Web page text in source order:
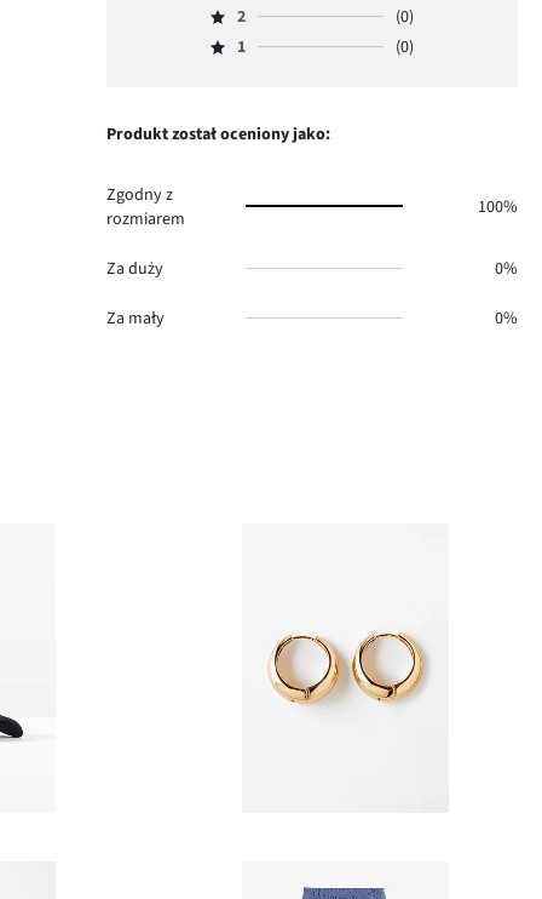
głosów
ilość
głosów
3,
ilość
Ocena
2,
0.
2
(0)
Ocena
głosów
1 (0)
Produkt został oceniony jako:
Zgodny z
rozmiarem
100%
Za duży 0%
Za mały 0%